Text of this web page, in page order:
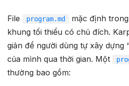
File program.md
mặc định
khung tối thiểu có chủ đích.
giản để người dùng tự xây dựng
của mình qua thời gian. Một
thường bao gồm: